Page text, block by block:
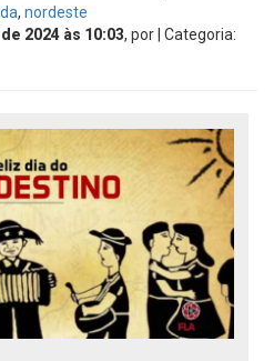
, nordeste
2024 às 10:03, por | Categoria: